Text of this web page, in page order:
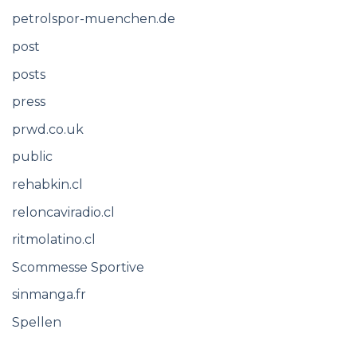
petrolspor-muenchen.de
post
posts
press
prwd.co.uk
public
rehabkin.cl
reloncaviradio.cl
ritmolatino.cl
Scommesse Sportive
sinmanga.fr
Spellen